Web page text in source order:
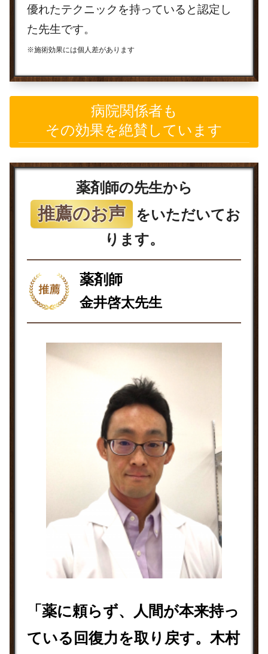
優れたテクニックを持っていると認定し
た先生です。
※施術効果には個人差があります
病院関係者も
その効果を絶賛しています
薬剤師の先生から
推薦のお声
をいただいてお
ります。
薬剤師
金井啓太先生
「薬に頼らず、人間が本来持っ
ている回復力を取り戻す。木村